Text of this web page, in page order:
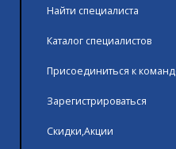
Найти специалиста
Каталог специалистов
Присоединиться к
Зарегистрироваться
Скидки,Акции